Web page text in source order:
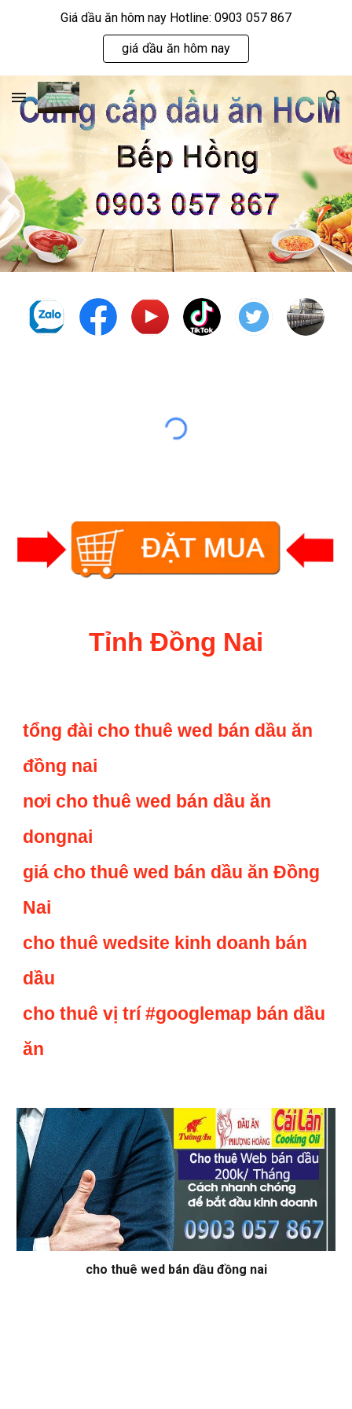
Giá dầu ăn hôm nay Hotline: 0903 057 867
giá dầu ăn hôm nay
Tỉnh Đồng Nai
tổng đài cho thuê wed bán dầu ăn
đồng nai
nơi cho thuê wed bán dầu ăn
dongnai
giá cho thuê wed bán dầu ăn Đồng
Nai
cho thuê wedsite kinh doanh bán
dầu
cho thuê vị trí #googlemap bán dầu
ăn
cho thuê wed bán dầu đồng nai